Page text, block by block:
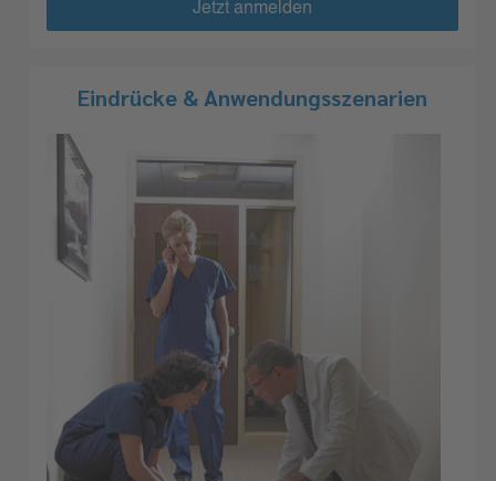
Jetzt anmelden
Eindrücke & Anwendungsszenarien